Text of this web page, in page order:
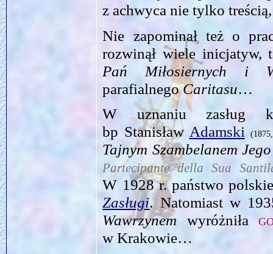
z achwyca nie tylko
Nie zapominał też o
rozwinął wiele inicjatyw,
Pań Miłosiernych i
parafialnegoCaritasu…
W uznaniu zasług
bp Stanisław Adamski
Tajnym Szambelanem
Partecipante della Sua
W 1928 r. państwo
Zasługi. Natomiast w
Wawrzynem wyróżniła
w Krakowie…